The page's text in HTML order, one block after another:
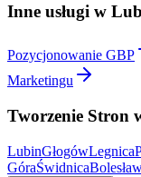
Inne usługi w
Pozycjonowanie GBP
Marketingu
Tworzenie Stron
LubinGłogówLegnica
GóraŚwidnica